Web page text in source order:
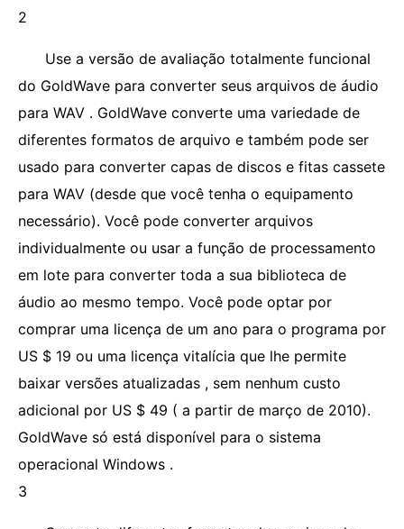
2
Use a versão de avaliação totalmente funcional
do GoldWave para converter seus arquivos de áudio
para WAV . GoldWave converte uma variedade de
diferentes formatos de arquivo e também pode ser
usado para converter capas de discos e fitas cassete
para WAV (desde que você tenha o equipamento
necessário). Você pode converter arquivos
individualmente ou usar a função de processamento
em lote para converter toda a sua biblioteca de
áudio ao mesmo tempo. Você pode optar por
comprar uma licença de um ano para o programa por
US $ 19 ou uma licença vitalícia que lhe permite
baixar versões atualizadas , sem nenhum custo
adicional por US $ 49 ( a partir de março de 2010).
GoldWave só está disponível para o sistema
operacional Windows .
3